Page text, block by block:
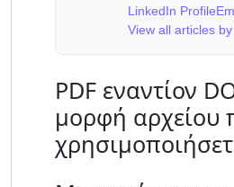
LinkedIn Profile
View all articles
PDF εναντίον
μορφή αρχείου